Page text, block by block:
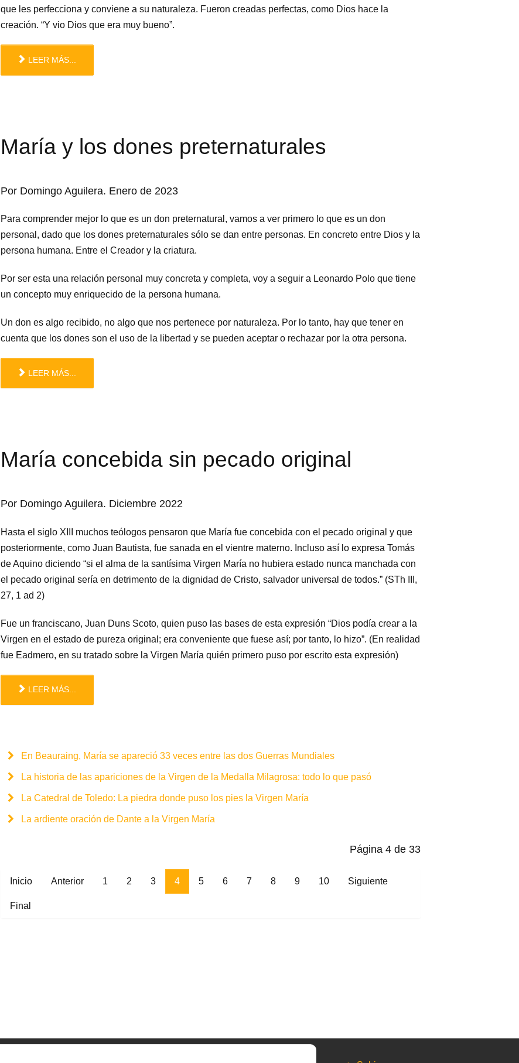
que les perfecciona y conviene a su naturaleza. Fueron creadas perfectas, como Dios hace la
creación. “Y vio Dios que era muy bueno”.
LEER MÁS...
María y los dones preternaturales
Por Domingo Aguilera. Enero de 2023
Para comprender mejor lo que es un don preternatural, vamos a ver primero lo que es un don
personal, dado que los dones preternaturales sólo se dan entre personas. En concreto entre Dios y la
persona humana. Entre el Creador y la criatura.
Por ser esta una relación personal muy concreta y completa, voy a seguir a Leonardo Polo que tiene
un concepto muy enriquecido de la persona humana.
Un don es algo recibido, no algo que nos pertenece por naturaleza. Por lo tanto, hay que tener en
cuenta que los dones son el uso de la libertad y se pueden aceptar o rechazar por la otra persona.
LEER MÁS...
María concebida sin pecado original
Por Domingo Aguilera. Diciembre 2022
Hasta el siglo XIII muchos teólogos pensaron que María fue concebida con el pecado original y que
posteriormente, como Juan Bautista, fue sanada en el vientre materno. Incluso así lo expresa Tomás
de Aquino diciendo “si el alma de la santísima Virgen María no hubiera estado nunca manchada con
el pecado original sería en detrimento de la dignidad de Cristo, salvador universal de todos.” (STh III,
27, 1 ad 2)
Fue un franciscano, Juan Duns Scoto, quien puso las bases de esta expresión “Dios podía crear a la
Virgen en el estado de pureza original; era conveniente que fuese así; por tanto, lo hizo”. (En realidad
fue Eadmero, en su tratado sobre la Virgen María quién primero puso por escrito esta expresión)
LEER MÁS...
En Beauraing, María se apareció 33 veces entre las dos Guerras Mundiales
La historia de las apariciones de la Virgen de la Medalla Milagrosa: todo lo que pasó
La Catedral de Toledo: La piedra donde puso los pies la Virgen María
La ardiente oración de Dante a la Virgen María
Página 4 de 33
Inicio Anterior 1 2 3 4 5 6 7 8 9 10 Siguiente
Final